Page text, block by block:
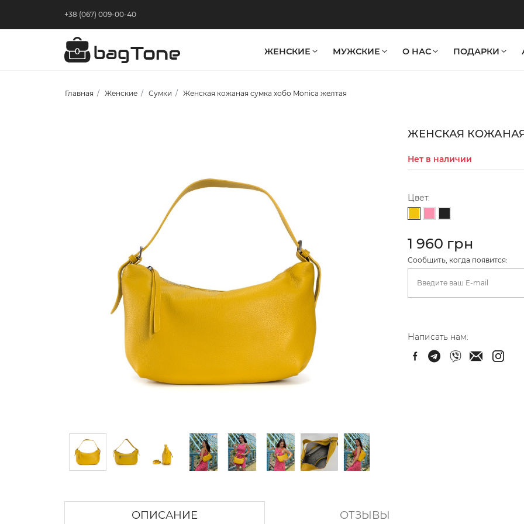
+38 (067) 009-00-40
ЖЕНСКИЕ МУЖСКИЕ О НАС ПОДАРКИ
Главная Женские Сумки Женская кожаная сумка хобо Monica желтая
ЖЕНСКАЯ КОЖАНАЯ
Нет в наличии
Цвет:
1 960 грн
Cообщить, когда появится:
Написать нам:
ОПИСАНИЕ ОТЗЫВЫ